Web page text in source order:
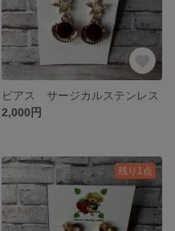
ピアス サージカルステンレス
2,000円
残り1点